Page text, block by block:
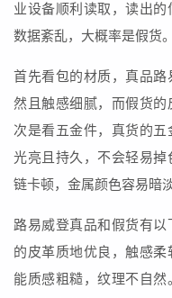
业设备顺利读取，读出的
数据紊乱，大概率是假货
首先看包的材质，真品
然且触感细腻，而假货
次是看五金件，真货的
光亮且持久，不会轻易
链卡顿，金属颜色容易暗淡
路易威登真品和假货有
的皮革质地优良，触感
能质感粗糙，纹理不自